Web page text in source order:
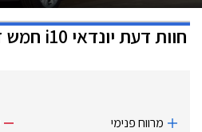
חוות דעתיונדאי i10 חמש דלתות
מרווח פנימי